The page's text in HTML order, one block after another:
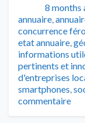
Publié
8 months
annuaire,
concurrence
etat annuaire,
informations
pertinents et
d'entreprises
smartphones,
commentaire